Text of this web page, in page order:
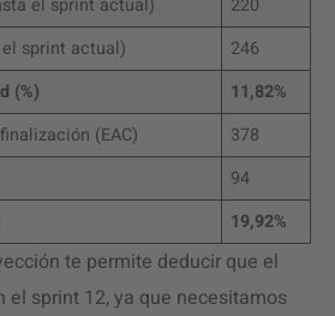
el sprint actual)
220
sprint actual)
246
(%)
11,82%
(EAC)
378
94
19,92%
te permite deducir que el
el sprint 12, ya que necesitamos